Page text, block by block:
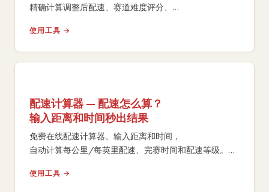
精确计算调整后配速、赛道难度评分、
使用工具 →
配速计算器 — 配速怎么算？
输入距离和时间秒出结果
免费在线配速计算器。输入距离和时间，
自动计算每公里/每英里配速、完赛时间和配速等级。
使用工具 →